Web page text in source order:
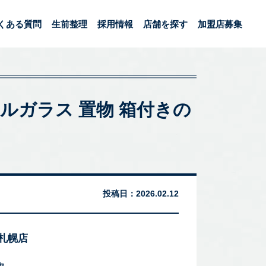
ある質問 生前整理 採用情報 店舗を探す 加盟店募集
ガラス 置物 箱付きの
投稿日： 2026.02.12
幌店